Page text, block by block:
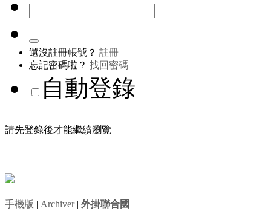
還沒註冊帳號？ 註冊
忘記密碼啦？ 找回密碼
自動登錄
請先登錄後才能繼續瀏覽
手機版 | Archiver| 外掛聯合國